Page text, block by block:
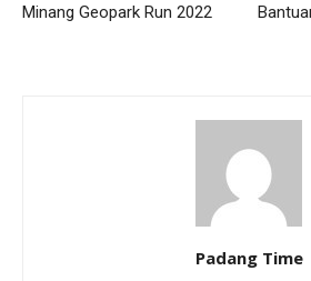
Minang Geopark Run 2022
Padang Time